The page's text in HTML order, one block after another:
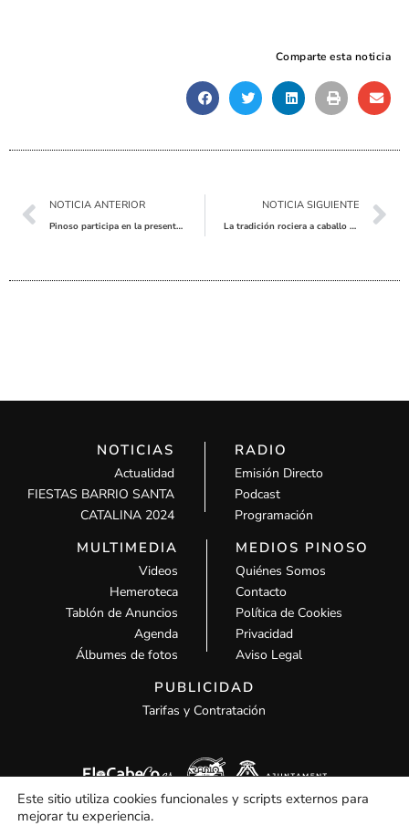
Comparte esta noticia
AntNOTICIA ANTERIOR
Pinoso participa en la presentación del Plan de Seguridad para la Campaña de Recolección de la Uva
NOTICIA SIGUIENTE
La tradición rociera a caballo arraiga en Pinoso
NOTICIAS
Actualidad
FIESTAS BARRIO SANTA
CATALINA 2024
RADIO
Emisión Directo
Podcast
Programación
MULTIMEDIA
Videos
Hemeroteca
Tablón de Anuncios
Agenda
Álbumes de fotos
MEDIOS PINOSO
Quiénes Somos
Contacto
Política de Cookies
Privacidad
Aviso Legal
PUBLICIDAD
Tarifas y Contratación
Este sitio utiliza cookies funcionales y scripts externos para
mejorar tu experiencia.